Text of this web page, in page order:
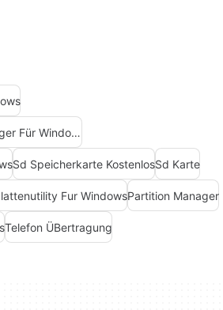
Kostenloser Speicherreiniger Für Windows
Sd Speicherkarte KostenlosSd Karte
Fur WindowsPartition Manager
Telefon ÜBertragung